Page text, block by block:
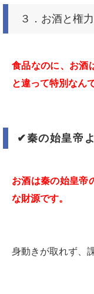
３．お酒と権
食品なのに、お酒
と違って特別なん
✔︎秦の始皇帝
お酒は秦の始皇帝
な財源です。
身動きが取れず、